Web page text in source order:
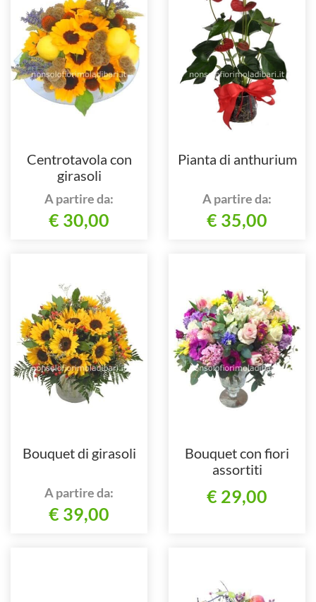
Centrotavola con
girasoli
A partire da:
€ 30,00
Pianta di anthurium
A partire da:
€ 35,00
Bouquet di girasoli
A partire da:
€ 39,00
Bouquet con fiori
assortiti
€ 29,00